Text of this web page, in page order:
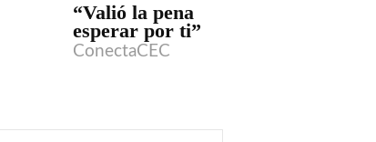
“Valió la pena
esperar por ti”
ConectaCEC